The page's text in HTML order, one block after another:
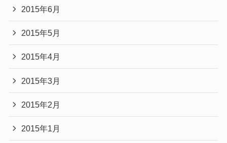
2015年6月
2015年5月
2015年4月
2015年3月
2015年2月
2015年1月